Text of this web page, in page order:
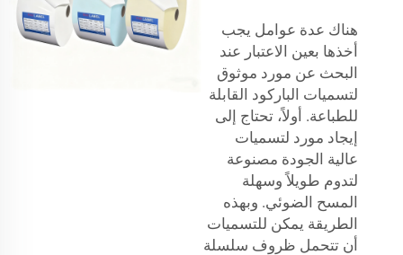
هناك عدة عوامل يجب
أخذها بعين الاعتبار عند
البحث عن مورد موثوق
لتسميات الباركود القابلة
للطباعة. أولاً، تحتاج إلى
إيجاد مورد لتسميات
عالية الجودة مصنوعة
لتدوم طويلاً وسهلة
المسح الضوئي. وبهذه
الطريقة يمكن للتسميات
أن تتحمل ظروف سلسلة